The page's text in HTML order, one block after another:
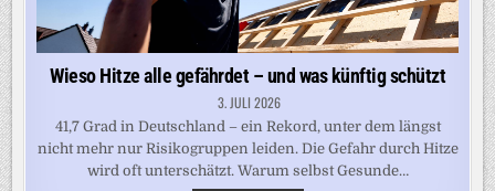
Wieso Hitze alle gefährdet – und was künftig schützt
3. JULI 2026
41,7 Grad in Deutschland – ein Rekord, unter dem längst
nicht mehr nur Risikogruppen leiden. Die Gefahr durch Hitze
wird oft unterschätzt. Warum selbst Gesunde…